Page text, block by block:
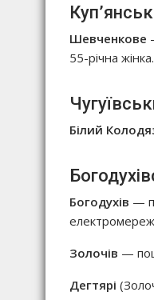
Шевченкове
55-річна
Білий
Богодухів —
Золочів —
Дегтярі